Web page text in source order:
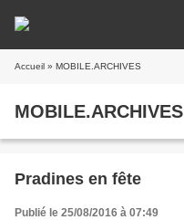
Accueil » MOBILE.ARCHIVES
MOBILE.ARCHIVES
Pradines en fête
Publié le 25/08/2016 à 07:49